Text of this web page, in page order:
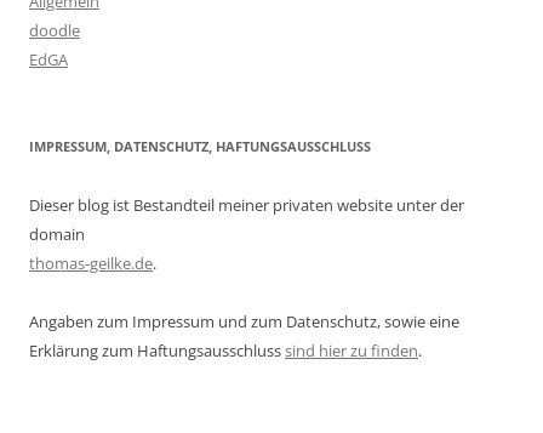
doodle
EdGA
IMPRESSUM, DATENSCHUTZ, HAFTUNGSAUSSCHLUSS
Dieser blog ist Bestandteil meiner privaten website unter der
domain
thomas-geilke.de.
Angaben zum Impressum und zum Datenschutz, sowie eine
Erklärung zum Haftungsausschlusssind hier zu finden.